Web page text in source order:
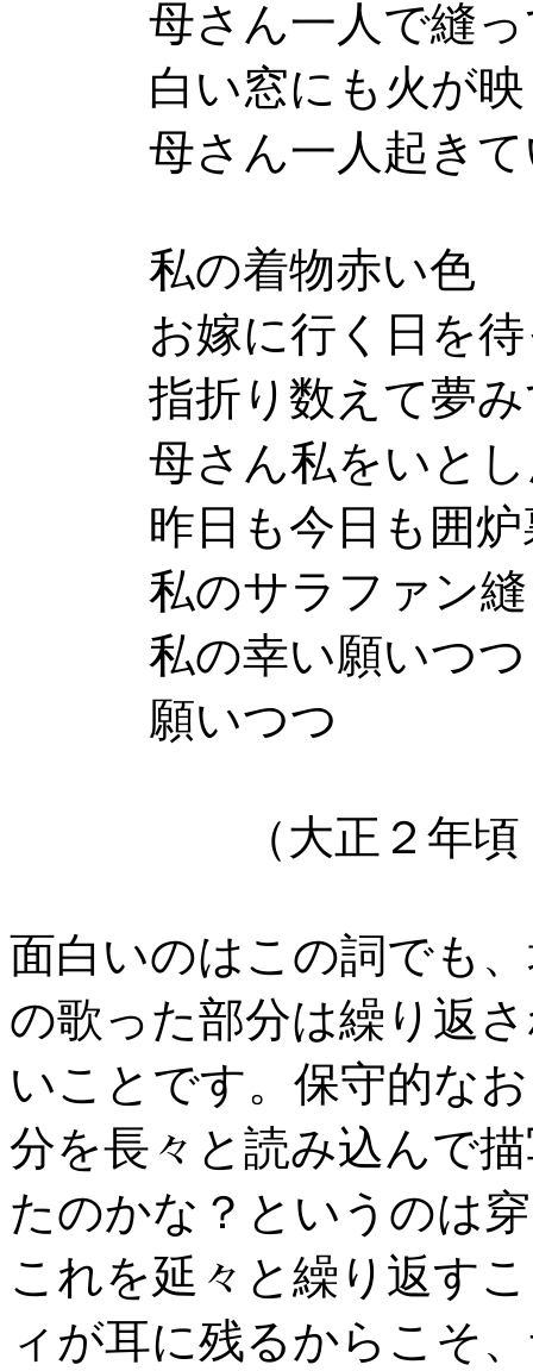
母さん一人で縫っ
白い窓にも火が映
母さん一人起きて
私の着物赤い色
お嫁に行く日を待
指折り数えて夢み
母さん私をいとし
昨日も今日も囲炉
私のサラファン縫
私の幸い願いつつ
願いつつ
（大正２年頃 詞
面白いのはこの詞でも
の歌った部分は繰り返
いことです。保守的な
分を長々と読み込んで
たのかな？というのは
これを延々と繰り返す
ィが耳に残るからこそ